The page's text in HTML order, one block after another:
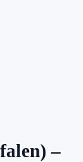
–